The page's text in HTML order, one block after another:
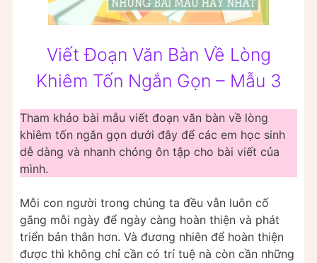
Viết Đoạn Văn Bàn Về Lòng
Khiêm Tốn Ngắn Gọn – Mẫu 3
Tham khảo bài mẫu viết đoạn văn bàn về lòng
khiêm tốn ngắn gọn dưới đây để các em học sinh
dễ dàng và nhanh chóng ôn tập cho bài viết của
mình.
Mỗi con người trong chúng ta đều vẫn luôn cố
gắng mỗi ngày để ngày càng hoàn thiện và phát
triển bản thân hơn. Và đương nhiên để hoàn thiện
được thì không chỉ cần có trí tuệ nà còn cần những